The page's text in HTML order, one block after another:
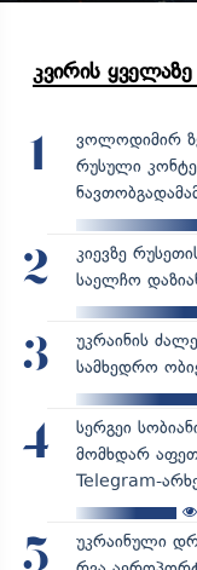
კვირის
1
ვოლოდიმირ
რუსული
2
კიევზე
საელჩო
3
უკრაინის
სამხედრო
4
სერგეი
მომხდარ
Telegram-
5
უკრაინული